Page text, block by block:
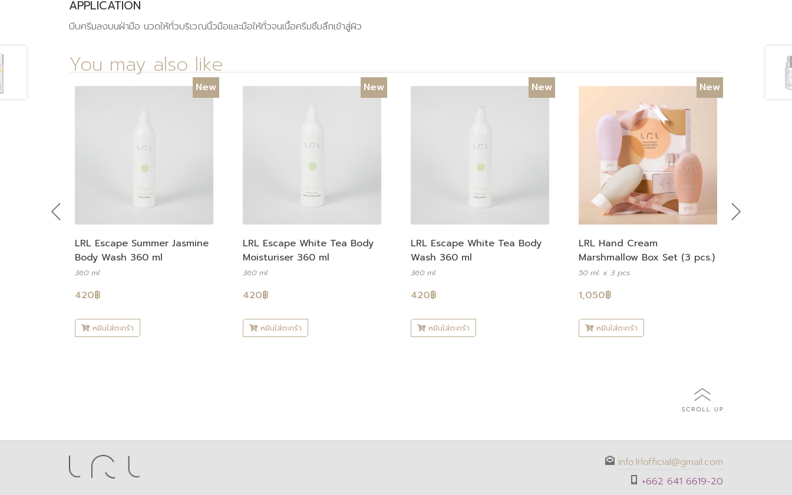
APPLICATION
บีบครีมลงบนฝ่ามือ นวดให้ทั่วบริเวณนิ้วมือและมือให้ทั่วจนเนื้อครีมซึมลึกเข้าสู่ผิว
You may also like
Previous Next
New
LRL Escape Summer Jasmine
Body Wash 360 ml
360 ml.
420฿
หยิบใส่ตะกร้า
New
LRL Escape White Tea Body
Moisturiser 360 ml
360 ml.
420฿
หยิบใส่ตะกร้า
New
LRL Escape White Tea Body
Wash 360 ml
360 ml.
420฿
หยิบใส่ตะกร้า
New
LRL Hand Cream
Marshmallow Box Set (3 pcs.)
50 ml. x 3 pcs.
1,050฿
หยิบใส่ตะกร้า
info.lrlofficial@gmail.com
+662 641 6619-20